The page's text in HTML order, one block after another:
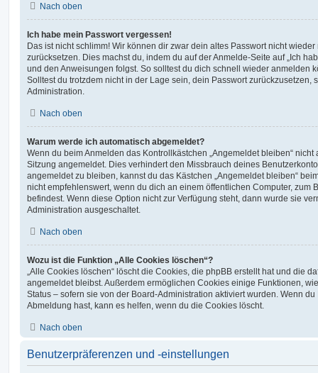
Nach oben
Ich habe mein Passwort vergessen!
Das ist nicht schlimm! Wir können dir zwar dein altes Passwort nicht
zurücksetzen. Dies machst du, indem du auf der Anmelde-Seite auf „Ich
und den Anweisungen folgst. So solltest du dich schnell wieder anmelden
Solltest du trotzdem nicht in der Lage sein, dein Passwort zurückzusetzen,
Administration.
Nach oben
Warum werde ich automatisch abgemeldet?
Wenn du beim Anmelden das Kontrollkästchen „Angemeldet bleiben“
Sitzung angemeldet. Dies verhindert den Missbrauch deines
angemeldet zu bleiben, kannst du das Kästchen „Angemeldet bleiben“
nicht empfehlenswert, wenn du dich an einem öffentlichen Computer, zum
befindest. Wenn diese Option nicht zur Verfügung steht, dann wurde sie
Administration ausgeschaltet.
Nach oben
Wozu ist die Funktion „Alle Cookies löschen“?
„Alle Cookies löschen“ löscht die Cookies, die phpBB erstellt hat und die
angemeldet bleibst. Außerdem ermöglichen Cookies einige Funktionen,
Status – sofern sie von der Board-Administration aktiviert wurden. Wenn
Abmeldung hast, kann es helfen, wenn du die Cookies löscht.
Nach oben
Benutzerpräferenzen und -einstellungen